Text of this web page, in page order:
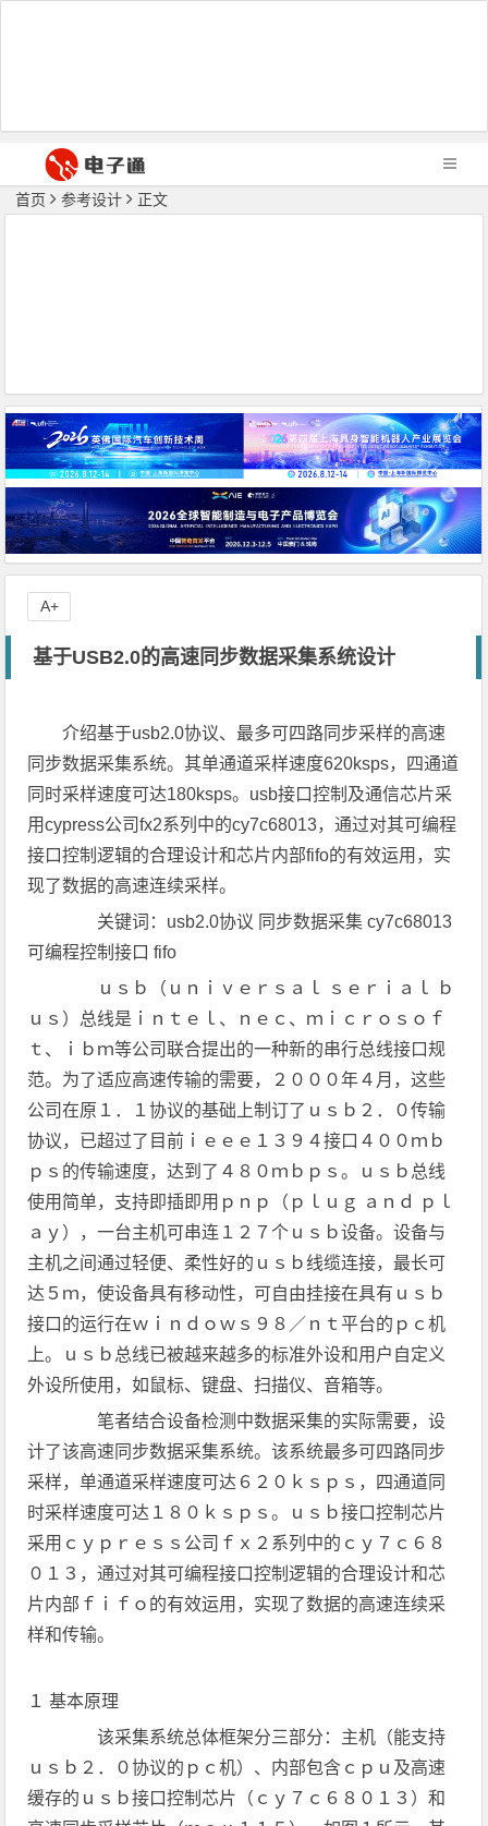
首页 参考设计 正文
基于USB2.0的高速同步数据采集系统设计
介绍基于usb2.0协议、最多可四路同步采样的高速
同步数据采集系统。其单通道采样速度620ksps，四通道
同时采样速度可达180ksps。usb接口控制及通信芯片采
用cypress公司fx2系列中的cy7c68013，通过对其可编程
接口控制逻辑的合理设计和芯片内部fifo的有效运用，实
现了数据的高速连续采样。
关键词：usb2.0协议 同步数据采集 cy7c68013
可编程控制接口 fifo
ｕｓｂ（ｕｎｉｖｅｒｓａｌ ｓｅｒｉａｌ ｂ
ｕｓ）总线是ｉｎｔｅｌ、ｎｅｃ、ｍｉｃｒｏｓｏｆ
ｔ、ｉｂｍ等公司联合提出的一种新的串行总线接口规
范。为了适应高速传输的需要，２０００年４月，这些
公司在原１．１协议的基础上制订了ｕｓｂ２．０传输
协议，已超过了目前ｉｅｅｅ１３９４接口４００ｍｂ
ｐｓ的传输速度，达到了４８０ｍｂｐｓ。ｕｓｂ总线
使用简单，支持即插即用ｐｎｐ（ｐｌｕｇ ａｎｄ ｐｌ
ａｙ），一台主机可串连１２７个ｕｓｂ设备。设备与
主机之间通过轻便、柔性好的ｕｓｂ线缆连接，最长可
达５ｍ，使设备具有移动性，可自由挂接在具有ｕｓｂ
接口的运行在ｗｉｎｄｏｗｓ９８／ｎｔ平台的ｐｃ机
上。ｕｓｂ总线已被越来越多的标准外设和用户自定义
外设所使用，如鼠标、键盘、扫描仪、音箱等。
笔者结合设备检测中数据采集的实际需要，设
计了该高速同步数据采集系统。该系统最多可四路同步
采样，单通道采样速度可达６２０ｋｓｐｓ，四通道同
时采样速度可达１８０ｋｓｐｓ。ｕｓｂ接口控制芯片
采用ｃｙｐｒｅｓｓ公司ｆｘ２系列中的ｃｙ７ｃ６８
０１３，通过对其可编程接口控制逻辑的合理设计和芯
片内部ｆｉｆｏ的有效运用，实现了数据的高速连续采
样和传输。
１ 基本原理
该采集系统总体框架分三部分：主机（能支持
ｕｓｂ２．０协议的ｐｃ机）、内部包含ｃｐｕ及高速
缓存的ｕｓｂ接口控制芯片（ｃｙ７ｃ６８０１３）和
A+